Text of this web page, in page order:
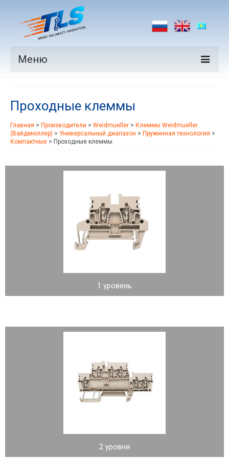
Меню
Производители
Рынки
Проходные клеммы
Главная > Производители > Weidmueller > Клеммы Weidmueller
(Вайдмюллер) > Универсальный диапазон > Пружинная технология >
Компактные > Проходные клеммы
1 уровень
2 уровня